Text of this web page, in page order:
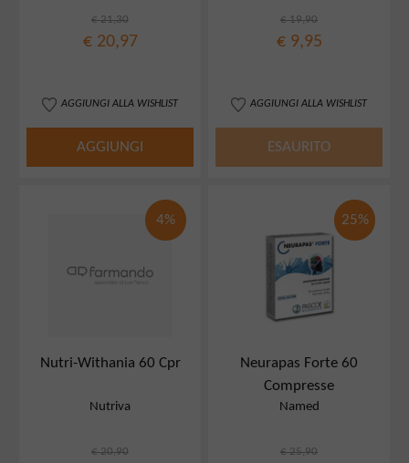
€ 21,30
€ 20,97
AGGIUNGI ALLA WISHLIST
AGGIUNGI
€ 19,90
€ 9,95
AGGIUNGI ALLA WISHLIST
ESAURITO
4%
Nutri-Withania 60 Cpr
Nutriva
€ 20,90
25%
Neurapas Forte 60
Compresse
Named
€ 25,90